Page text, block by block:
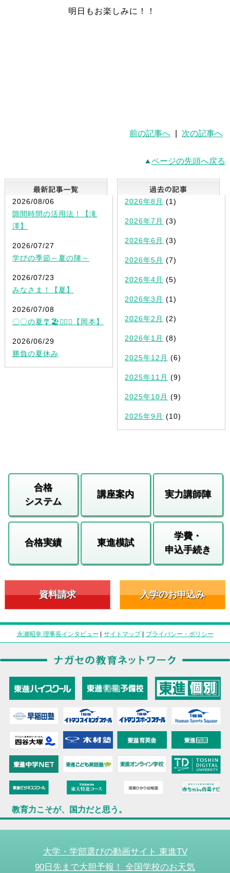
明日もお楽しみに！！
前の記事へ 次の記事へ
ページの先頭へ戻る
最新記事一覧
2026/08/06
隙間時間の活用法！【滝
澤】
2026/07/27
学びの季節～夏の陣～
2026/07/23
みなさま！【夏】
2026/07/08
〇〇の夏🎐🏖✍🏻💡【岡本】
2026/06/29
勝負の夏休み
2026年8月 (1)
2026年7月 (3)
2026年6月 (3)
2026年5月 (7)
2026年4月 (5)
2026年3月 (1)
2026年2月 (2)
2026年1月 (8)
2025年12月 (6)
2025年11月 (9)
2025年10月 (9)
2025年9月 (10)
合格
システム
講座案内 実力講師陣
合格実績 東進模試
学費・
申込手続き
資料請求 入学のお申込み
永瀬昭幸 理事長インタビュー | サイトマップ| プライバシー・ポリシー
教育力こそが、国力だと思う。
大学・学部選びの動画サイト 東進TV
90日先まで大胆予報！ 全国学校のお天気